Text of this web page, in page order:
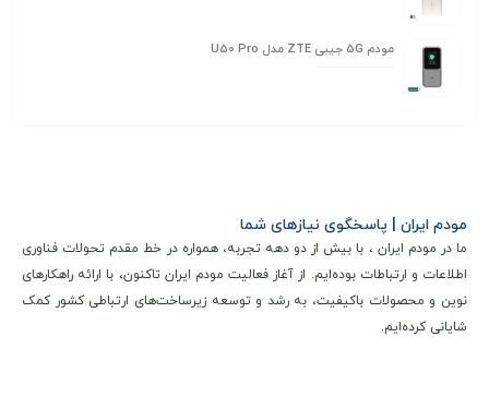
مودم 5G جیبی ZTE مدل U50 Pro
مودم ایران | پاسخگوی نیازهای شما
ما در مودم ایران ، با بیش از دو دهه تجربه، همواره در خط مقدم تحولات فناوری
اطلاعات و ارتباطات بوده‌ایم. از آغاز فعالیت مودم ایران تاکنون، با ارائه راهکارهای
نوین و محصولات باکیفیت، به رشد و توسعه زیرساخت‌های ارتباطی کشور کمک
شایانی کرده‌ایم.